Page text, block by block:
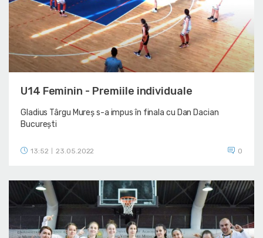
U14 Feminin - Premiile individuale
Gladius Târgu Mureș s-a impus în finala cu Dan Dacian
București
13:52 23.05.2022 0